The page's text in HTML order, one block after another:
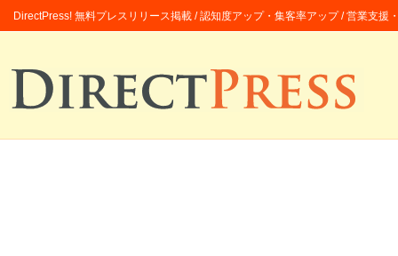
DirectPress! 無料プレスリリース掲載 / 認知度アップ・集客率アップ / 営業支援